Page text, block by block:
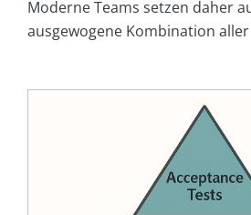
Moderne Teams setzen daher
ausgewogene Kombination